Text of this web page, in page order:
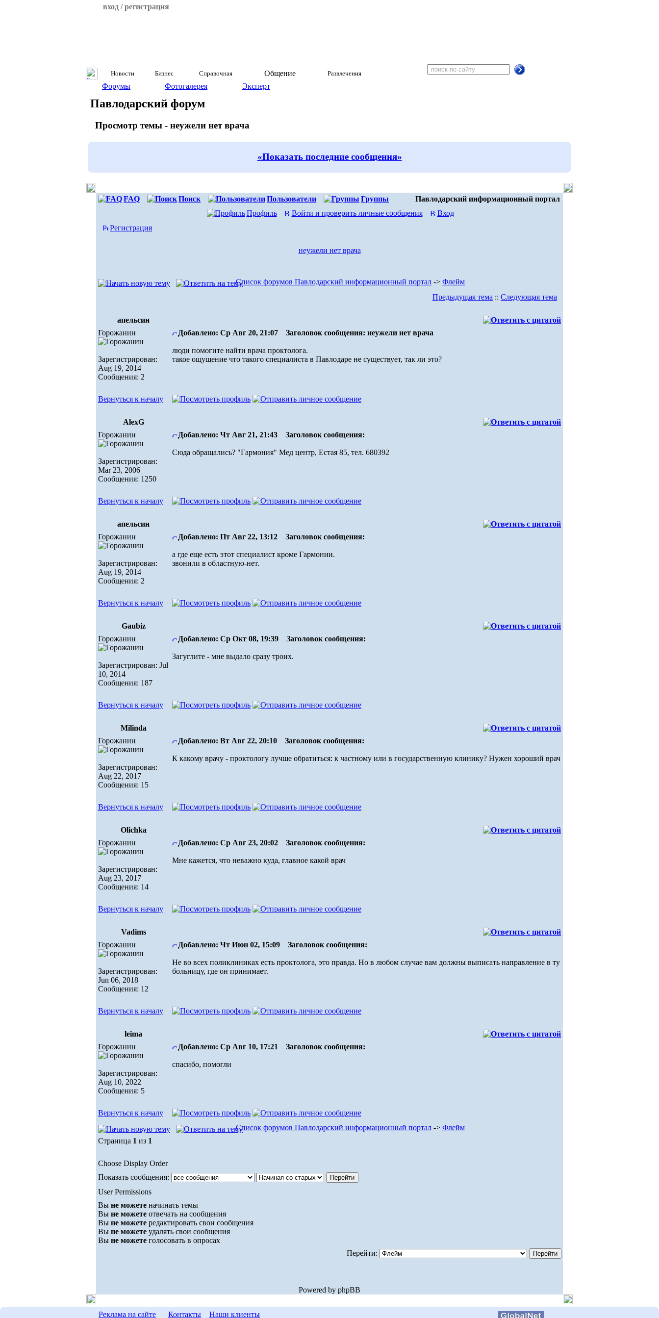
вход / регистрация
Новости Бизнес Справочная Общение Развлечения
Форумы Фотогалерея Эксперт
Павлодарский форум
Просмотр темы - неужели нет врача
«Показать последние сообщения»
FAQ Поиск Пользователи Группы
Павлодарский информационный портал
Профиль
Войти и проверить личные сообщения
Вход
Регистрация
неужели нет врача
Список форумов Павлодарский информационный портал -> Флейм
Предыдущая тема :: Следующая тема
апельсин
Горожанин
Зарегистрирован:
Aug 19, 2014
Сообщения: 2
Добавлено: Ср Авг 20, 21:07 Заголовок сообщения: неужели нет врача
люди помогите найти врача проктолога.
такое ощущение что такого специалиста в Павлодаре не существует, так ли это?
Вернуться к началу
AlexG
Горожанин
Зарегистрирован:
Mar 23, 2006
Сообщения: 1250
Добавлено: Чт Авг 21, 21:43 Заголовок сообщения:
Сюда обращались? "Гармония" Мед центр, Естая 85, тел. 680392
Вернуться к началу
апельсин
Горожанин
Зарегистрирован:
Aug 19, 2014
Сообщения: 2
Добавлено: Пт Авг 22, 13:12 Заголовок сообщения:
а где еще есть этот специалист кроме Гармонии.
звонили в областную-нет.
Вернуться к началу
Gaubiz
Горожанин
Зарегистрирован: Jul
10, 2014
Сообщения: 187
Добавлено: Ср Окт 08, 19:39 Заголовок сообщения:
Загуглите - мне выдало сразу троих.
Вернуться к началу
Milinda
Горожанин
Зарегистрирован:
Aug 22, 2017
Сообщения: 15
Добавлено: Вт Авг 22, 20:10 Заголовок сообщения:
К какому врачу - проктологу лучше обратиться: к частному или в государственную клинику? Нужен хороший врач
Вернуться к началу
Olichka
Горожанин
Зарегистрирован:
Aug 23, 2017
Сообщения: 14
Добавлено: Ср Авг 23, 20:02 Заголовок сообщения:
Мне кажется, что неважно куда, главное какой врач
Вернуться к началу
Vadims
Горожанин
Зарегистрирован:
Jun 06, 2018
Сообщения: 12
Добавлено: Чт Июн 02, 15:09 Заголовок сообщения:
Не во всех поликлиниках есть проктолога, это правда. Но в любом случае вам должны выписать направление в ту
больницу, где он принимает.
Вернуться к началу
leima
Горожанин
Зарегистрирован:
Aug 10, 2022
Сообщения: 5
Добавлено: Ср Авг 10, 17:21 Заголовок сообщения:
спасибо, помогли
Вернуться к началу
Список форумов Павлодарский информационный портал -> Флейм
Страница 1 из 1
Choose Display Order
Показать сообщения:
User Permissions
Вы не можете начинать темы
Вы не можете отвечать на сообщения
Вы не можете редактировать свои сообщения
Вы не можете удалять свои сообщения
Вы не можете голосовать в опросах
Перейти:
Powered by phpBB
Реклама на сайте Контакты Наши клиенты